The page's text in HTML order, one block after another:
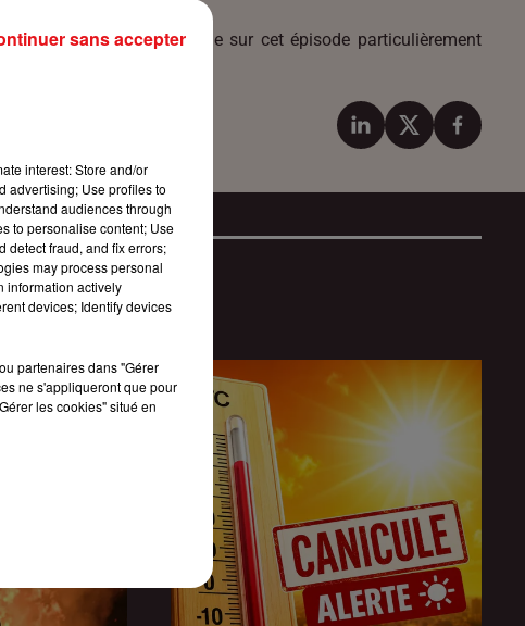
définitivement la page sur cet épisode particulièrement
interest: Store and/or
advertising; Use profiles to
audiences through
to personalise content; Use
detect fraud, and fix errors;
may process personal
information actively
devices; Identify devices
partenaires dans "Gérer
ne s'appliqueront que pour
les cookies" situé en
sans accepter